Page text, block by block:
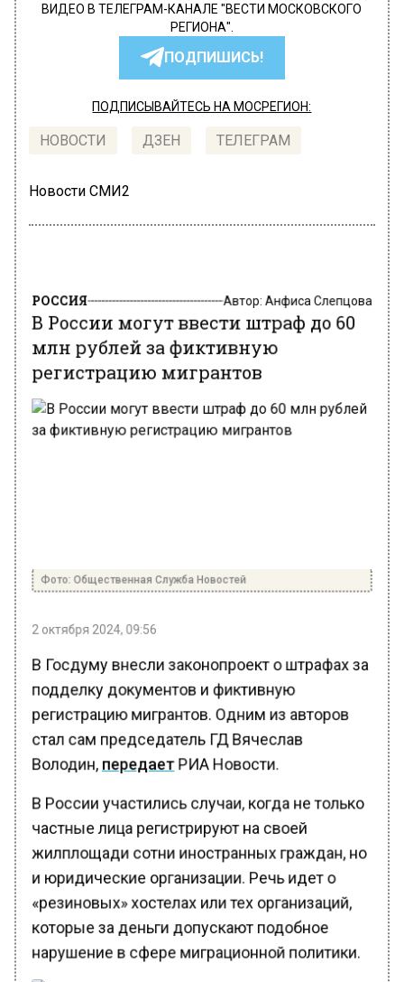
ВИДЕО В ТЕЛЕГРАМ-КАНАЛЕ "ВЕСТИ МОСКОВСКОГО
РЕГИОНА".
ПОДПИШИСЬ!
ПОДПИСЫВАЙТЕСЬ НА МОСРЕГИОН:
НОВОСТИ ДЗЕН ТЕЛЕГРАМ
Новости СМИ2
В России могут ввести штраф до 60
млн рублей за фиктивную
регистрацию мигрантов
В Госдуму внесли законопроект о штрафах за
подделку документов и фиктивную
регистрацию мигрантов. Одним из авторов
стал сам председатель ГД Вячеслав
Володин, передаетРИА Новости.
В России участились случаи, когда не только
частные лица регистрируют на своей
жилплощади сотни иностранных граждан, но
и юридические организации. Речь идет о
«резиновых» хостелах или тех организаций,
которые за деньги допускают подобное
нарушение в сфере миграционной политики.